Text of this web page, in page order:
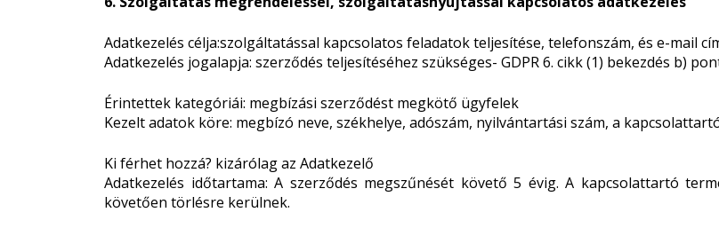
Adatkezelés célja:szolgáltatással kapcsolatos feladatok teljesítése, telefonszám, és e-mail
Adatkezelés jogalapja: szerződés teljesítéséhez szükséges- GDPR 6. cikk (1) bekezdés b)
Érintettek kategóriái: megbízási szerződést megkötő ügyfelek
Kezelt adatok köre: megbízó neve, székhelye, adószám, nyilvántartási szám, a
Ki férhet hozzá? kizárólag az Adatkezelő
Adatkezelés időtartama: A szerződés megszűnését követő 5 évig. A kapcsolattartó
követően törlésre kerülnek.